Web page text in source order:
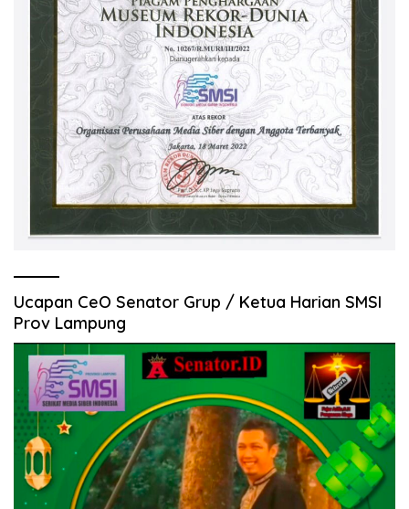
Ucapan CeO Senator Grup / Ketua Harian SMSI
Prov Lampung